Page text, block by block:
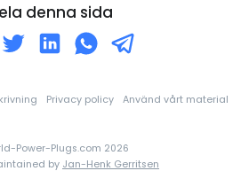
denna sida
Privacy policy Använd vårt material
Power-Plugs.com 2026
by Jan-Henk Gerritsen